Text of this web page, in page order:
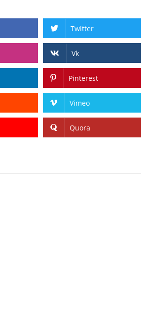
Twitter
Vk
Pinterest
Vimeo
Quora